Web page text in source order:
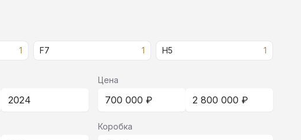
1 F7 1 H5 1
2024
Цена
700 000 ₽ 2 800 000 ₽
Коробка